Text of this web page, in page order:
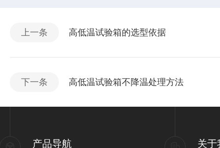
上一条 高低温试验箱的选型依据
下一条 高低温试验箱不降温处理方法
产品导航 关于